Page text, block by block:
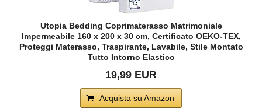
Utopia Bedding Coprimaterasso Matrimoniale
Impermeabile 160 x 200 x 30 cm, Certificato OEKO-TEX,
Proteggi Materasso, Traspirante, Lavabile, Stile Montato
Tutto Intorno Elastico
19,99 EUR
Acquista su Amazon